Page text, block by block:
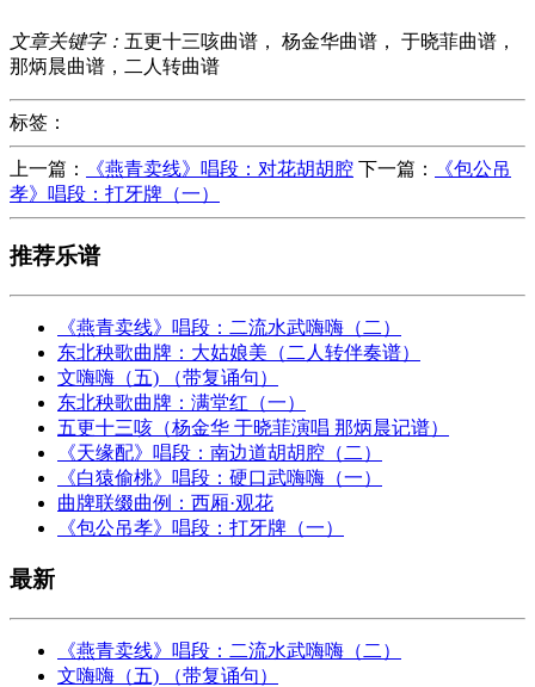
文章关键字： 五更十三咳曲谱， 杨金华曲谱， 于晓菲曲谱，
那炳晨曲谱，二人转曲谱
标签：
上一篇： 《燕青卖线》唱段：对花胡胡腔 下一篇：
《包公吊
孝》唱段：打牙牌（一）
推荐乐谱
《燕青卖线》唱段：二流水武嗨嗨（二）
东北秧歌曲牌：大姑娘美（二人转伴奏谱）
文嗨嗨（五) （带复诵句）
东北秧歌曲牌：满堂红（一）
五更十三咳（杨金华 于晓菲演唱 那炳晨记谱）
《天缘配》唱段：南边道胡胡腔（二）
《白猿偷桃》唱段：硬口武嗨嗨（一）
曲牌联缀曲例：西厢·观花
《包公吊孝》唱段：打牙牌（一）
最新
《燕青卖线》唱段：二流水武嗨嗨（二）
文嗨嗨（五) （带复诵句）